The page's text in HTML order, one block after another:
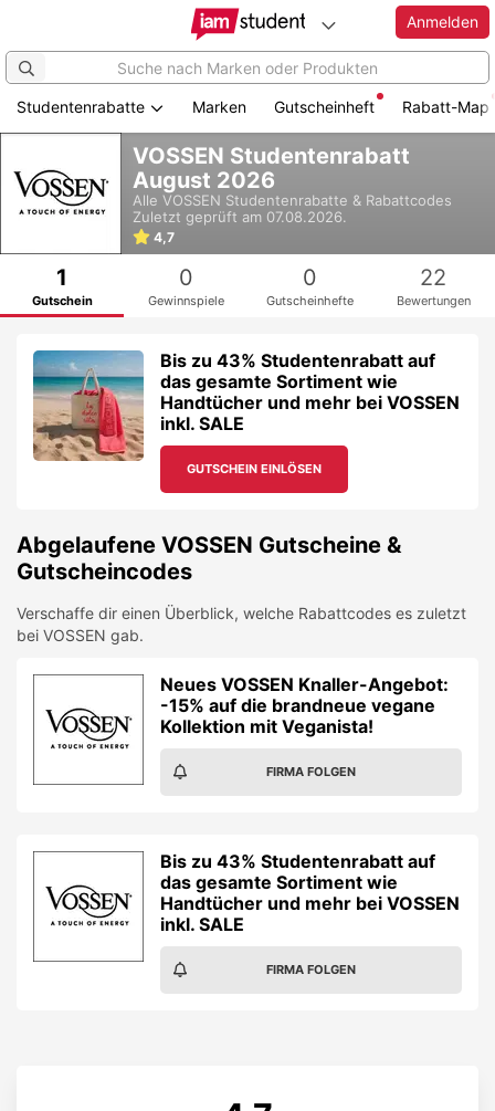
springen
Anmelden
Studentenrabatte Marken Gutscheinheft Rabatt-Map
VOSSEN Studentenrabatt
August 2026
Alle VOSSEN Studentenrabatte & Rabattcodes
Zuletzt geprüft am 07.08.2026.
4,7
1
Gutschein
0
Gewinnspiele
0
Gutscheinhefte
22
Bewertungen
Bis zu 43% Studentenrabatt auf
das gesamte Sortiment wie
Handtücher und mehr bei VOSSEN
inkl. SALE
GUTSCHEIN EINLÖSEN
Abgelaufene VOSSEN Gutscheine &
Gutscheincodes
Verschaffe dir einen Überblick, welche Rabattcodes es zuletzt
bei VOSSEN gab.
Neues VOSSEN Knaller-Angebot:
-15% auf die brandneue vegane
Kollektion mit Veganista!
FIRMA FOLGEN
Bis zu 43% Studentenrabatt auf
das gesamte Sortiment wie
Handtücher und mehr bei VOSSEN
inkl. SALE
FIRMA FOLGEN